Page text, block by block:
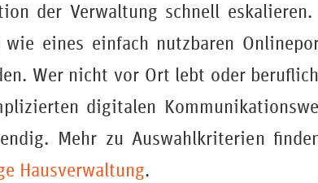
der Verwaltung schnell eskalieren.
eines einfach nutzbaren
Wer nicht vor Ort lebt oder
digitalen
Mehr zu Auswahlkriterien
Hausverwaltung.